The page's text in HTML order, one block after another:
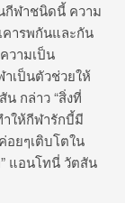
กีฬาชนิดนี้ ความ
คารพกันและกัน
วามเป็น
าเป็นตัวช่วยให้
กล่าว “สิ่งที่
ให้กีฬารักบี้มี
อยๆเติบโตใน
แอนโทนี่ วัตสัน